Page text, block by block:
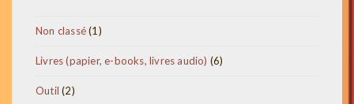
Non classé 11
Livres (papier, e-books, livres audio) 66
Outil 22